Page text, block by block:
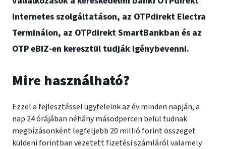
internetes szolgáltatáson, az OTPdirekt Electra
Terminálon, az OTPdirekt SmartBankban és az
OTP eBIZ-en keresztül tudják igénybevenni.
Mire használható?
Ezzel a fejlesztéssel ügyfeleink az év minden napján, a
nap 24 órájában néhány másodpercen belül tudnak
megbízásonként legfeljebb 20 millió forint összeget
küldeni forintban vezetett fizetési számláról valamely